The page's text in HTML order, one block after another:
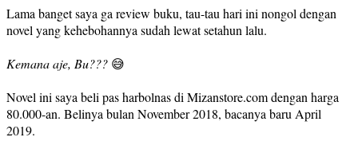
Lama banget saya ga review buku, tau-tau hari ini nongol dengan
novel yang kehebohannya sudah lewat setahun lalu.
Kemana aje, Bu??? 😅
Novel ini saya beli pas harbolnas di Mizanstore.com dengan harga
80.000-an. Belinya bulan November 2018, bacanya baru April
2019.